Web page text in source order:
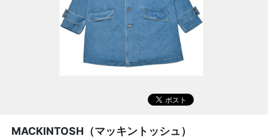
MACKINTOSH（マッキントッシュ）